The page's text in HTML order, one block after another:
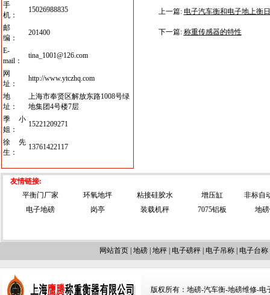
手
机：
15026988835
邮
编：
201400
E-
mail：
tina_1001@126.com
网
址：
http://www.ytczhq.com
地
址：
上海市奉贤区解放东路1008号绿
地集团4号楼7层
季小
姐：
15221209271
徐先
生：
13761422117
上一篇: 电子汽车衡和电子地上衡
下一篇: 称重传感器的特性
友情链接:
平衡门厂家
环氧地坪 粘接硅胶水 增压缸
非标自
电子地磅
岗亭 装载机秤 7075铝板 地
网站首页 地磅 地秤 电子磅秤 电子吊称 电子台称
版权所有：地磅-汽车衡-地磅维修-电